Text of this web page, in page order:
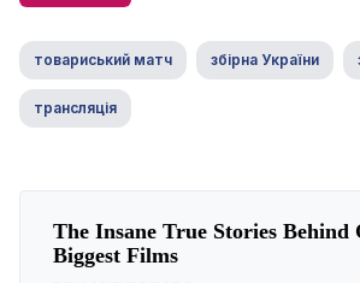
товариський матч збірна України
трансляція